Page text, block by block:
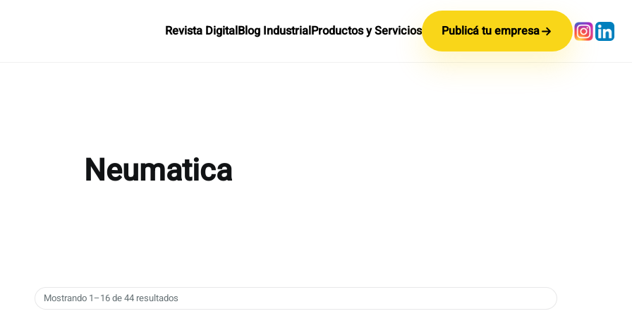
Revista DigitalBlog IndustrialProductos y Servicios Publicá tu empresa
Neumatica
Mostrando 1–16 de 44 resultados